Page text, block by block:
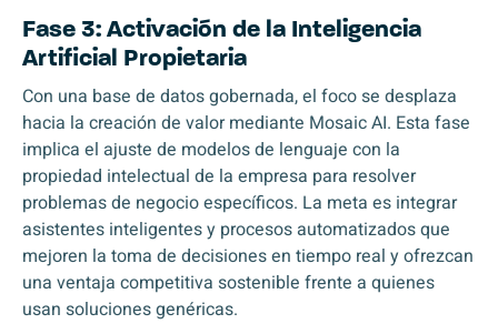
Fase 3: Activación de la Inteligencia
Artificial Propietaria
Con una base de datos gobernada, el foco se desplaza
hacia la creación de valor mediante Mosaic AI. Esta fase
implica el ajuste de modelos de lenguaje con la
propiedad intelectual de la empresa para resolver
problemas de negocio específicos. La meta es integrar
asistentes inteligentes y procesos automatizados que
mejoren la toma de decisiones en tiempo real y ofrezcan
una ventaja competitiva sostenible frente a quienes
usan soluciones genéricas.